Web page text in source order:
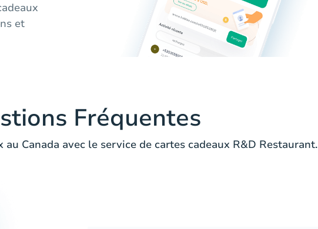
et
Fréquentes
Canada avec le service de cartes cadeaux R&D Restaurant.